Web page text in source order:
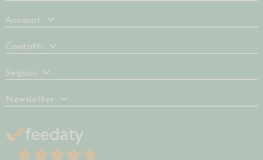
Account
Contatti
Seguici
Newsletter